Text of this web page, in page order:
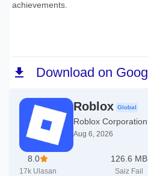
Roblox Global
Roblox Corporation
Aug 6, 2026
8.0
17k Ulasan
126.6 MB
Saiz Fail